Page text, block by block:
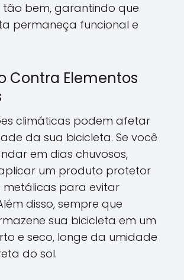
tão bem, garantindo que
permaneça funcional e
Contra Elementos
climáticas podem afetar
da sua bicicleta. Se você
em dias chuvosos,
um produto protetor
metálicas para evitar
disso, sempre que
sua bicicleta em um
e seco, longe da umidade
do sol.